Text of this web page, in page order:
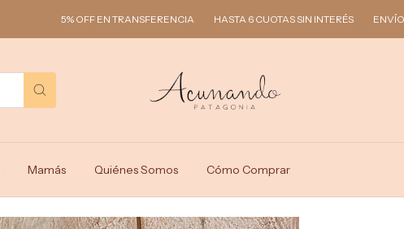
5% OFF EN TRANSFERENCIA HASTA 6 CUOTAS SIN INTERÉS ENVÍOS A TODO
Mamás Quiénes Somos Cómo Comprar